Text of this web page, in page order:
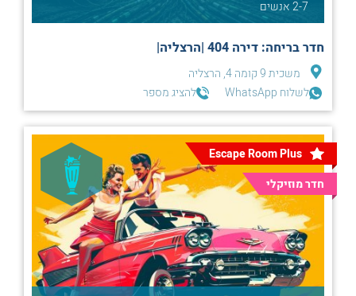
2-7 אנשים
חדר בריחה: דירה 404 |הרצליה|
משכית 9 קומה 4, הרצליה
לשלוח WhatsApp
להציג מספר
Escape Room Plus
חדר מוזיקלי